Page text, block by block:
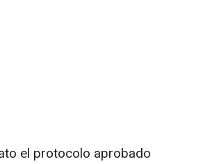
el protocolo aprobado